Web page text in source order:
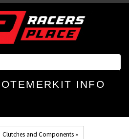
INFO
Clutches and Components‪»